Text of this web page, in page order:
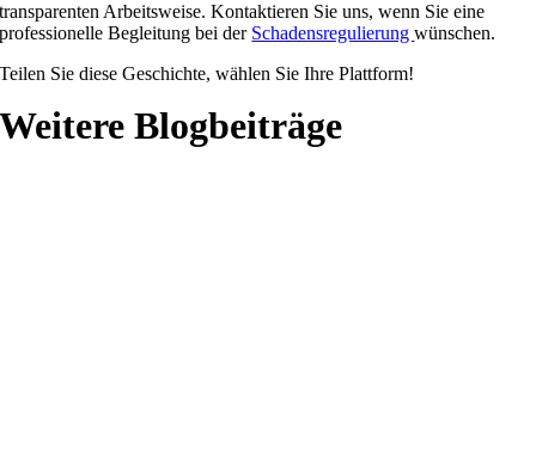
transparenten Arbeitsweise. Kontaktieren Sie uns, wenn Sie eine
professionelle Begleitung bei der Schadensregulierungwünschen.
Teilen Sie diese Geschichte, wählen Sie Ihre Plattform!
Weitere Blogbeiträge